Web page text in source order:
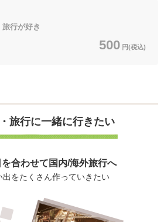
行が好き
500 円(税込)
旅行に一緒に行きたい
合わせて国内/海外旅行へ
出をたくさん作っていきたい